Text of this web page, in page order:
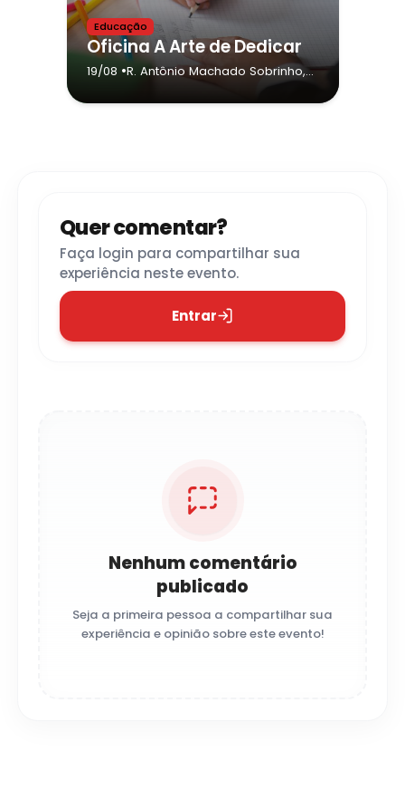
Educação
Oficina A Arte de Dedicar
19/08 •R. Antônio Machado Sobrinho,
Quer comentar?
Faça login para compartilhar sua
experiência neste evento.
Entrar
Nenhum comentário
publicado
Seja a primeira pessoa a compartilhar sua
experiência e opinião sobre este evento!